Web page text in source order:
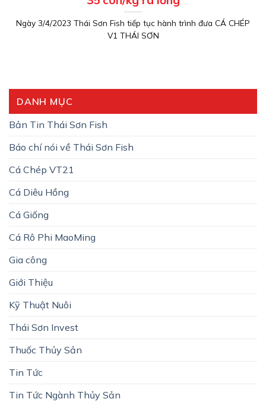
Ngày 3/4/2023 Thái Sơn Fish tiếp tục hành trình đưa CÁ CHÉP
V1 THÁI SƠN
DANH MỤC
Bản Tin Thái Sơn Fish
Báo chí nói về Thái Sơn Fish
Cá Chép VT21
Cá Diêu Hồng
Cá Giống
Cá Rô Phi MaoMing
Gia công
Giới Thiệu
Kỹ Thuật Nuôi
Thái Sơn Invest
Thuốc Thủy Sản
Tin Tức
Tin Tức Ngành Thủy Sản